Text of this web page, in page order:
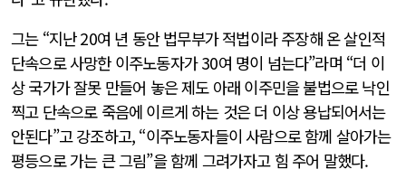
그는 “지난 20여 년 동안 법무부가 적법이라 주장해 온 살인적
단속으로 사망한 이주노동자가 30여 명이 넘는다”라며 “더 이
상 국가가 잘못 만들어 놓은 제도 아래 이주민을 불법으로 낙인
찍고 단속으로 죽음에 이르게 하는 것은 더 이상 용납되어서는
안된다”고 강조하고, “이주노동자들이 사람으로 함께 살아가는
평등으로 가는 큰 그림”을 함께 그려가자고 힘 주어 말했다.